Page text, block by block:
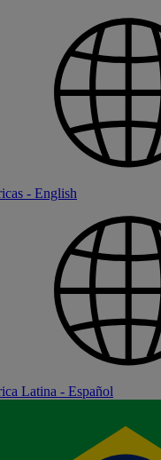
- English
Latina - Español